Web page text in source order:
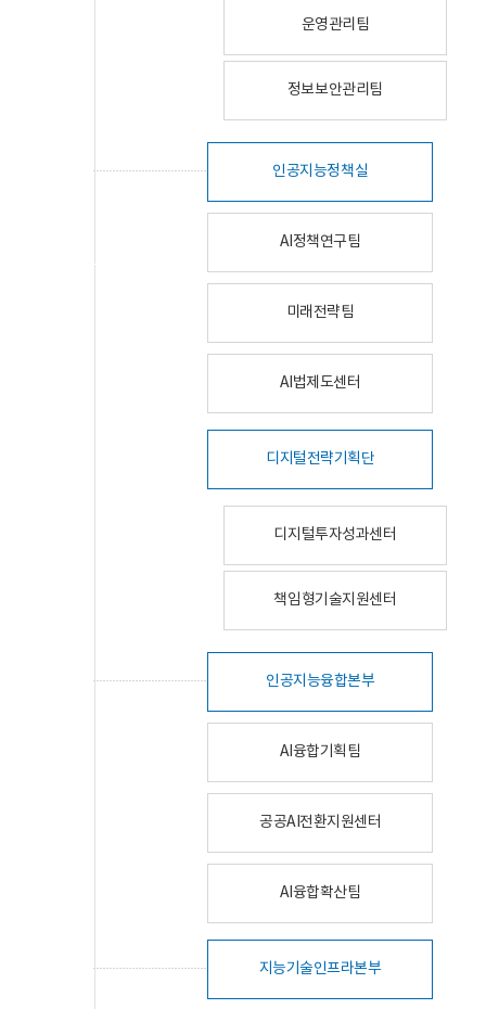
운영관리팀
정보보안관리팀
인공지능정책실
AI정책연구팀
미래전략팀
AI법제도센터
디지털전략기획단
디지털투자성과센터
책임형기술지원센터
인공지능융합본부
AI융합기획팀
공공AI전환지원센터
AI융합확산팀
지능기술인프라본부